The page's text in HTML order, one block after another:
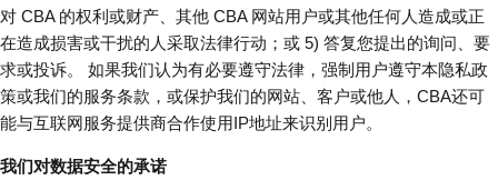
对 CBA 的权利或财产、其他 CBA 网站用户或其他任何人造成或正
在造成损害或干扰的人采取法律行动；或 5) 答复您提出的询问、要
求或投诉。 如果我们认为有必要遵守法律，强制用户遵守本隐私政
策或我们的服务条款，或保护我们的网站、客户或他人，CBA还可
能与互联网服务提供商合作使用IP地址来识别用户。
我们对数据安全的承诺